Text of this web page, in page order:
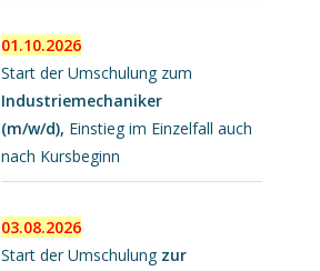
01.10.2026
Start der Umschulung zum
Industriemechaniker
(m/w/d), Einstieg im Einzelfall auch
nach Kursbeginn
03.08.2026
Start der Umschulung zur